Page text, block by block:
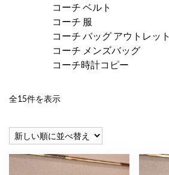
コーチ ベルト
コーチ 服
コーチ バッグ アウトレット
コーチ メンズバッグ
コーチ時計コピー
全15件を表示新
い
順